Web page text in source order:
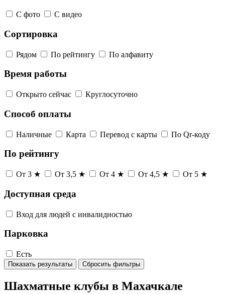
С фото С видео
Сортировка
Рядом По рейтингу По алфавиту
Время работы
Открыто сейчас Круглосуточно
Способ оплаты
Наличные Карта Перевод с карты По Qr-коду
По рейтингу
От 3 ★ От 3,5 ★ От 4 ★ От 4,5 ★ От 5 ★
Доступная среда
Вход для людей с инвалидностью
Парковка
Есть
Показать результаты Сбросить фильтры
Шахматные клубы в Махачкале